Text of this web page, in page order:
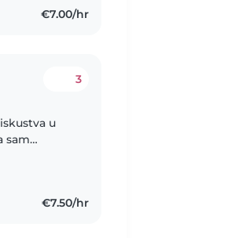
€7.00/hr
3
u
sam
€7.50/hr